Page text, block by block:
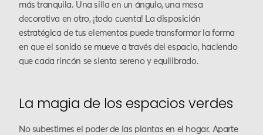
más tranquila. Una silla en un ángulo, una mesa
decorativa en otro, ¡todo cuenta! La disposición
estratégica de tus elementos puede transformar la forma
en que el sonido se mueve a través del espacio, haciendo
que cada rincón se sienta sereno y equilibrado.
La magia de los espacios verdes
No subestimes el poder de las plantas en el hogar. Aparte